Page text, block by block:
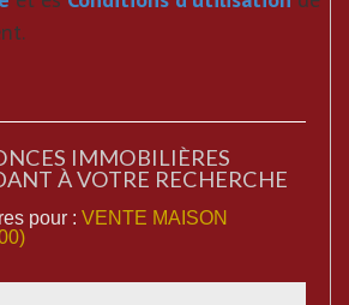
IMMOBILIÈRES
À VOTRE RECHERCHE
pour : VENTE MAISON